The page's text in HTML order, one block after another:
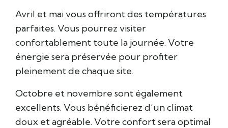
Avril et mai vous offriront des températures
parfaites. Vous pourrez visiter
confortablement toute la journée. Votre
énergie sera préservée pour profiter
pleinement de chaque site.
Octobre et novembre sont également
excellents. Vous bénéficierez d’un climat
doux et agréable. Votre confort sera optimal